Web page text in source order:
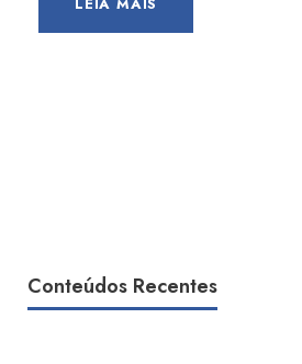
Conteúdos Recentes